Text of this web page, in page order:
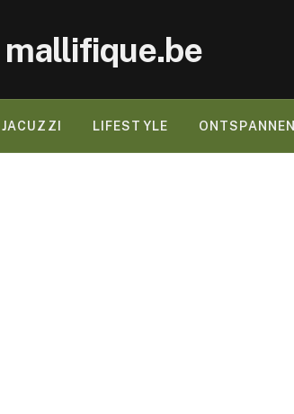
mallifique.be
JACUZZI LIFESTYLE ONTSPANNEN